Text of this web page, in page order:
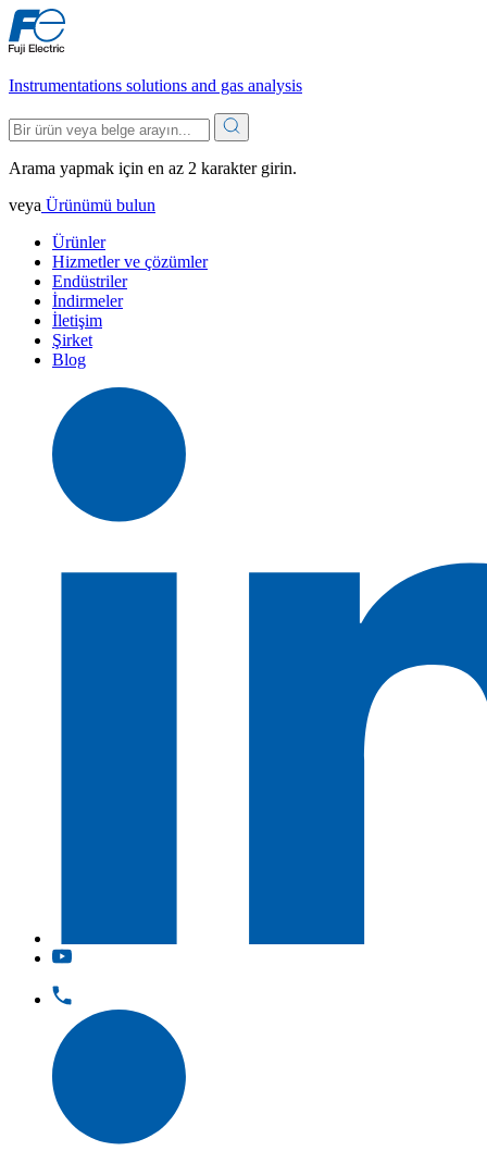
Instrumentations solutions and gas analysis
Arama yapmak için en az 2 karakter girin.
veya Ürünümü bulun
Ürünler
Hizmetler ve çözümler
Endüstriler
İndirmeler
İletişim
Şirket
Blog